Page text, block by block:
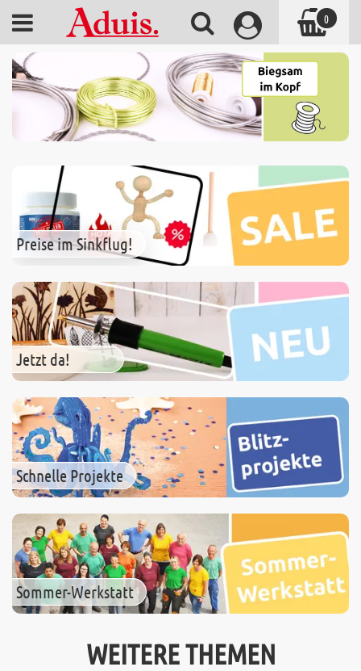
Preise im Sinkflug!
Jetzt da!
Schnelle Projekte
Sommer-Werkstatt
WEITERE THEMEN
0